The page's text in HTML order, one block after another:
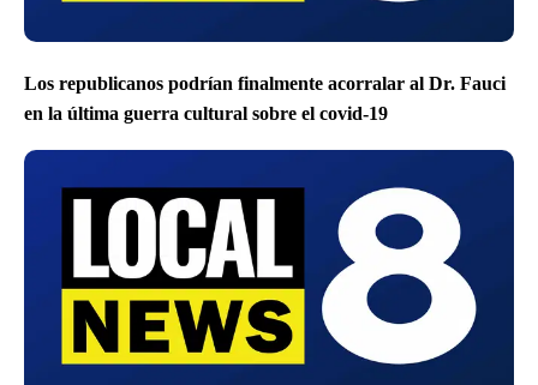
Los republicanos podrían finalmente acorralar al Dr. Fauci
en la última guerra cultural sobre el covid-19